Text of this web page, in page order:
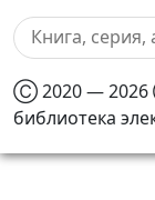
Ⓒ 2020 — 2026
библиотека